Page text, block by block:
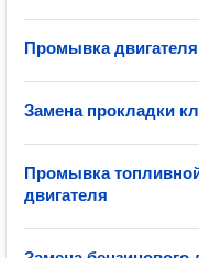
Промывка двигателя
Замена прокладки
Промывка
двигателя